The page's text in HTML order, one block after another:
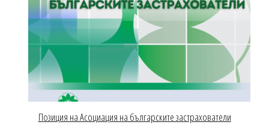
Позиция на Асоциация на българските застрахователи